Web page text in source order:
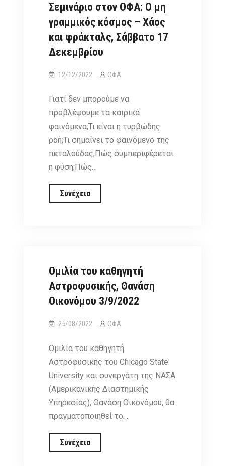
Σεμινάριο στον ΟΦΑ: Ο μη
γραμμικός κόσμος – Χάος
και φράκταλς, Σάββατο 17
Δεκεμβρίου
12/12/2022 ΟΦΑ
Γιατί δεν μπορούμε να
προβλέψουμε τα καιρικά
φαινόμενα;Τι είναι η τυρβώδης
ροή;Τι σημαίνει το φαινόμενο της
πεταλούδας;Πώς συμπεριφέρεται
η φύση;Πώς…
ΣυνέχειαΣεμινάριο
κόσμος
–
Χάος
φράκταλς,
17
Δεκεμβρίου
Ομιλία του καθηγητή
Αστροφυσικής, Θανάση
Οικονόμου 3/9/2022
25/08/2022 ΟΦΑ
Ομιλία του καθηγητή
Αστροφυσικής του Chicago State
University και συνεργάτη της ΝΑΣΑ
(Αμερικανικής Διαστημικής
Υπηρεσίας), Θανάση Οικονόμου, θα
πραγματοποιηθεί το…
ΣυνέχειαΟμιλία